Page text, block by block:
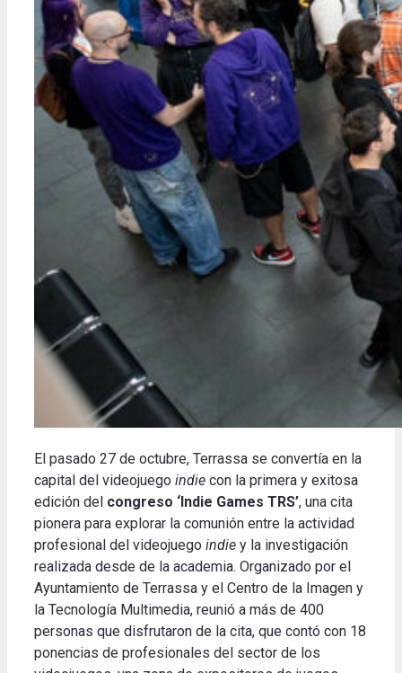
El pasado 27 de octubre, Terrassa se convertía en la
capital del videojuego indie con la primera y exitosa
edición del congreso ‘Indie Games TRS’, una cita
pionera para explorar la comunión entre la actividad
profesional del videojuego indie y la investigación
realizada desde de la academia. Organizado por el
Ayuntamiento de Terrassa y el Centro de la Imagen y
la Tecnología Multimedia, reunió a más de 400
personas que disfrutaron de la cita, que contó con 18
ponencias de profesionales del sector de los